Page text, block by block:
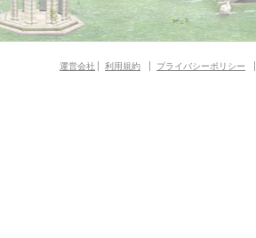
運営会社 利用規約 プライバシーポリシー